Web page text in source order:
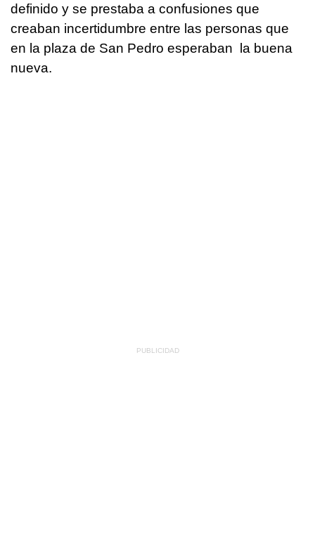
definido y se prestaba a confusiones que
creaban incertidumbre entre las personas que
en la plaza de San Pedro esperaban la buena
nueva.